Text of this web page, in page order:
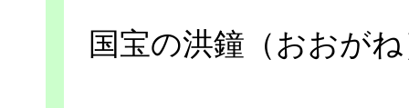
国宝の洪鐘（おおが